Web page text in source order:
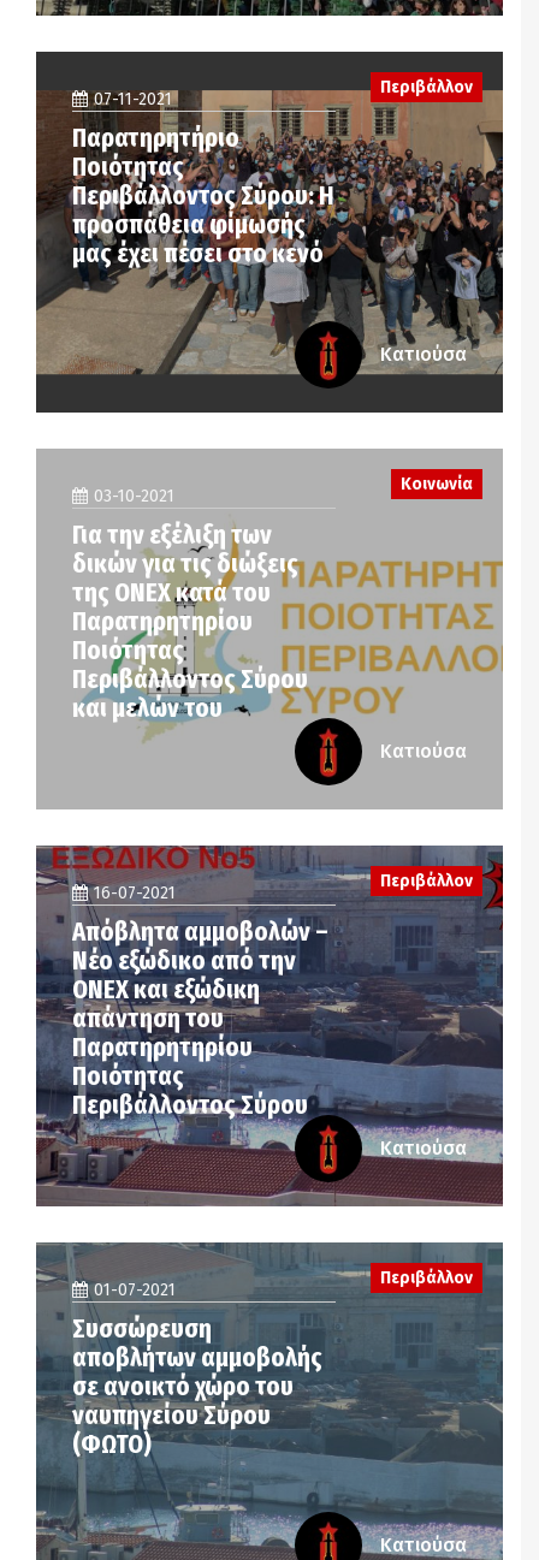
07-11-2021
Παρατηρητήριο
Ποιότητας
Περιβάλλοντος Σύρου: Η
προσπάθεια φίμωσής
μας έχει πέσει στο κενό
Περιβάλλον
Κατιούσα
03-10-2021
Για την εξέλιξη των
δικών για τις διώξεις
της ΟΝΕΧ κατά του
Παρατηρητηρίου
Ποιότητας
Περιβάλλοντος Σύρου
και μελών του
Κοινωνία
Κατιούσα
16-07-2021
Απόβλητα αμμοβολών –
Nέο εξώδικο από την
ONEX και εξώδικη
απάντηση του
Παρατηρητηρίου
Ποιότητας
Περιβάλλοντος Σύρου
Περιβάλλον
Κατιούσα
01-07-2021
Συσσώρευση
αποβλήτων αμμοβολής
σε ανοικτό χώρο του
ναυπηγείου Σύρου
(ΦΩΤΟ)
Περιβάλλον
Κατιούσα